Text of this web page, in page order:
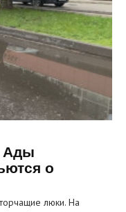
Ады
о
люки. На